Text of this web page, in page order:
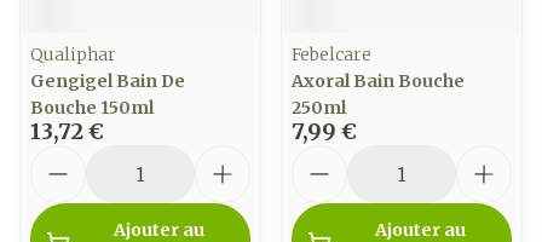
Qualiphar
Gengigel Bain De
Bouche 150ml
13,72 €
Ajouter au
Febelcare
Axoral Bain Bouche
250ml
7,99 €
Ajouter au